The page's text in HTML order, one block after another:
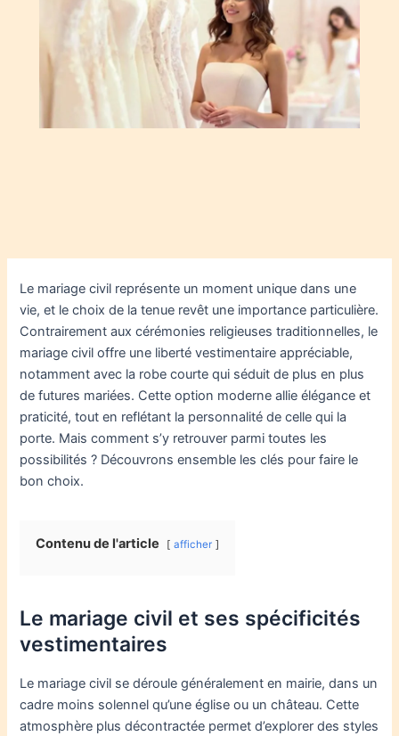
Le mariage civil représente un moment unique dans une
vie, et le choix de la tenue revêt une importance particulière.
Contrairement aux cérémonies religieuses traditionnelles, le
mariage civil offre une liberté vestimentaire appréciable,
notamment avec la robe courte qui séduit de plus en plus
de futures mariées. Cette option moderne allie élégance et
praticité, tout en reflétant la personnalité de celle qui la
porte. Mais comment s’y retrouver parmi toutes les
possibilités ? Découvrons ensemble les clés pour faire le
bon choix.
Contenu de l'article afficher
Le mariage civil et ses spécificités
vestimentaires
Le mariage civil se déroule généralement en mairie, dans un
cadre moins solennel qu’une église ou un château. Cette
atmosphère plus décontractée permet d’explorer des styles